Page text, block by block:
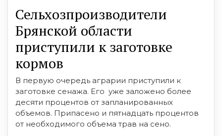
Сельхозпроизводители
Брянской области
приступили к заготовке
кормов
В первую очередь аграрии приступили к
заготовке сенажа. Его уже заложено более
десяти процентов от запланированных
объемов. Припасено и пятнадцать процентов
от необходимого объема трав на сено.